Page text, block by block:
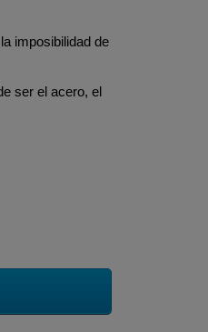
imposibilidad de
ser el acero, el